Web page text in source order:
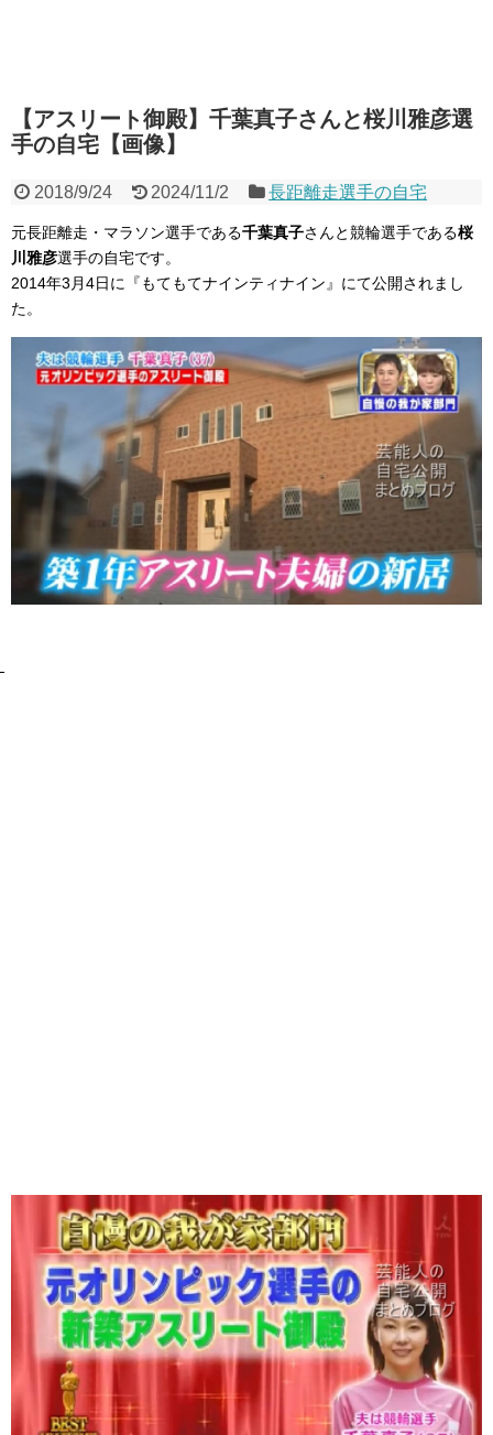
【アスリート御殿】千葉真子さんと桜川雅彦選
手の自宅【画像】
2018/9/24 2024/11/2 長距離走選手の自宅
元長距離走・マラソン選手である千葉真子さんと競輪選手である桜
川雅彦選手の自宅です。
2014年3月4日に『もてもてナインティナイン』にて公開されまし
た。